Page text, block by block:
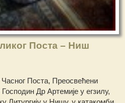
Поста – Ниш
Поста, Преосвећени
Др Артемије у егзилу,